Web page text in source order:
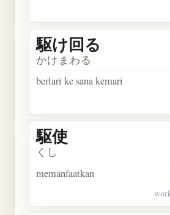
駆け回る
かけまわる
berlari ke sana kemari
駆使
くし
memanfaatkan